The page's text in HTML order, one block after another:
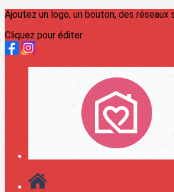
Ajoutez un logo, un bouton, des réseaux
Cliquez pour éditer